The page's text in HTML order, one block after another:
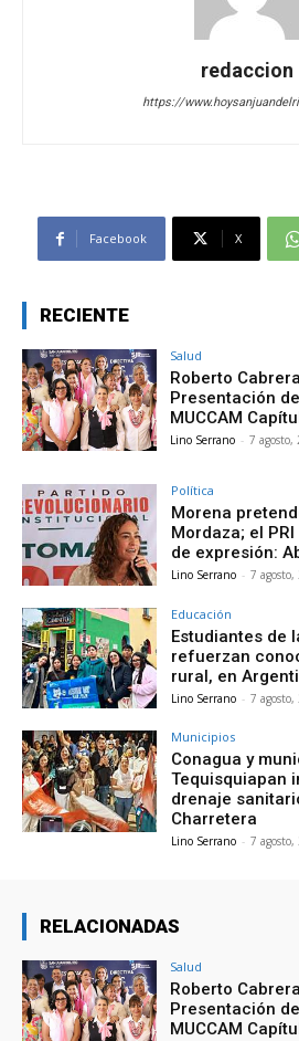
redaccion
https://
Facebook X
RECIENTE
Salud
Roberto
Presentación
MUCCAM
Lino Serrano - 7 agosto,
Política
Morena
Mordaza; el
de expresión:
Lino Serrano - 7 agosto,
Educación
Estudiantes de
refuerzan
rural, en
Lino Serrano - 7 agosto,
Municipios
Conagua y
Tequisquiapan
drenaje
Charretera
Lino Serrano - 7 agosto,
RELACIONADAS
Salud
Roberto
Presentación
MUCCAM